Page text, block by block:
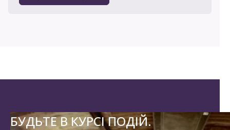
БУДЬТЕ В КУРСІ ПОДІЙ.